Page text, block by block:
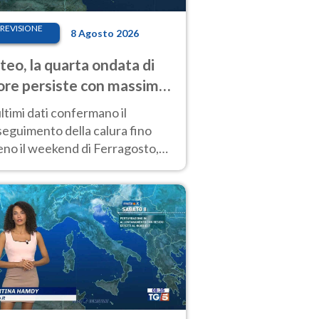
8 Agosto 2026
la quarta ondata di
persiste con massime
molto elevate
dati confermano il
della calura fino
il weekend di Ferragosto,
prossima